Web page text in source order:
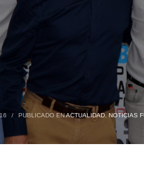
/ PUBLICADO ENACTUALIDAD,NOTICIAS